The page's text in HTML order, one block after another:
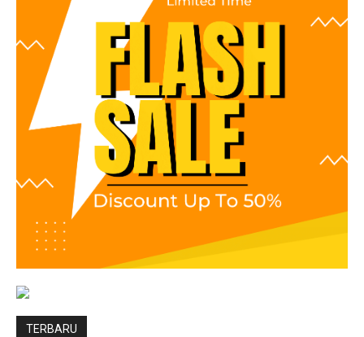
TERBARU